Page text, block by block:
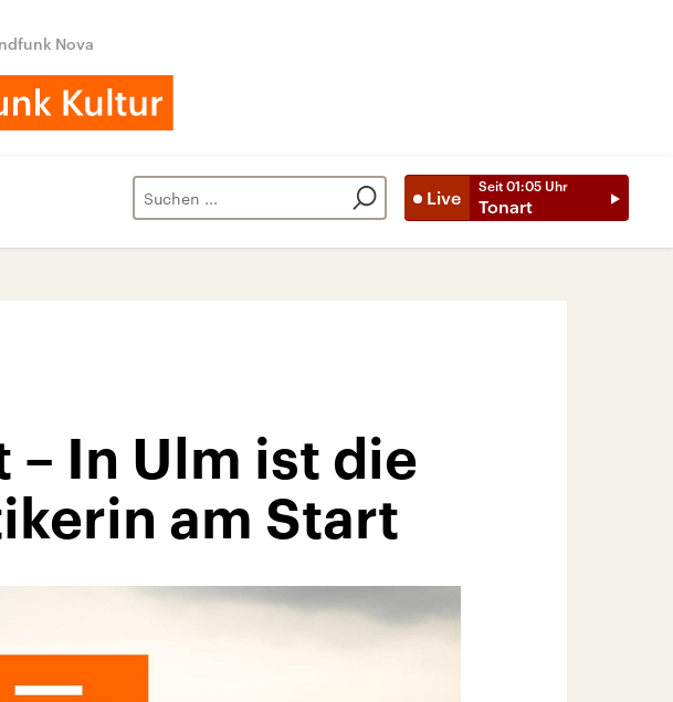
Nova
Live
Seit 01:05 Uhr
Tonart
– In Ulm ist die
am Start